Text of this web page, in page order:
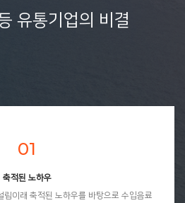
유통기업의 비결
01
축적된 노하우
이래 축적된 노하우를 바탕으로 수입음료